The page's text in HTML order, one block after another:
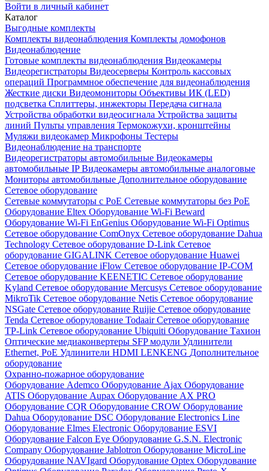
Войти в личный кабинет
Каталог
Выгодные комплекты
Комплекты видеонаблюдения Комплекты домофонов
Видеонаблюдение
Готовые комплекты видеонаблюдения Видеокамеры
Видеорегистраторы Видеосерверы Контроль кассовых
операций Программное обеспечение для видеонаблюдения
Жесткие диски Видеомониторы Объективы ИК (LED)
подсветка Сплиттеры, инжекторы Передача сигнала
Устройства обработки видеосигнала Устройства защиты
линий Пульты управления Термокожухи, кронштейны
Муляжи видеокамер Микрофоны Тестеры
Видеонаблюдение на транспорте
Видеорегистраторы автомобильные Видеокамеры
автомобильные IPВидеокамеры автомобильные аналоговые
Мониторы автомобильные Дополнительное оборудование
Сетевое оборудование
Сетевые коммутаторы с РоЕ Сетевые коммутаторы без РоЕ
Оборудование Eltex Оборудование Wi-Fi Beward
Оборудование Wi-Fi EnGenius Оборудование Wi-Fi Optimus
Сетевое оборудование ComOnyx Сетевое оборудование Dahua
Technology Сетевое оборудование D-Link Сетевое
оборудование GIGALINK Сетевое оборудование Huawei
Сетевое оборудование iFlow Сетевое оборудование IP-COM
Сетевое оборудование KEENETIC Сетевое оборудование
Kyland Сетевое оборудование Mercusys Сетевое оборудование
MikroTik Сетевое оборудование Netis Сетевое оборудование
NSGate Сетевое оборудование Ruijie Сетевое оборудование
Tenda Сетевое оборудование TodaairСетевое оборудование
TP-Link Сетевое оборудование Ubiquiti Оборудование Тахион
Оптические медиаконвертеры SFP модули Удлинители
Ethernet, PoE Удлинители HDMI LENKENG Дополнительное
оборудование
Охранно-пожарное оборудование
Оборудование Ademco Оборудование Ajax Оборудование
ATIS Оборудование Aupax Оборудование AX PRO
Оборудование CQR Оборудование CROW Оборудование
Dahua Оборудование DSC Оборудование Electronics Line
Оборудование Elmes Electronic Оборудование ESVI
Оборудование Falcon Eye Оборудование G.S.N. Electronic
Company Оборудование Jablotron Оборудование MicroLine
Оборудование NAVIgard Оборудование Optex Оборудование